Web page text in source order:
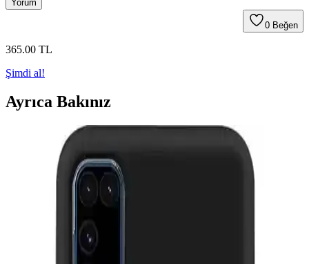
Yorum
0 Beğen
365.00 TL
Şimdi al!
Ayrıca Bakınız
Akıllı Telefonlarda Temassız Şarj Teknolojisinin
Gelişimi ve Kullanım Avantajları
Günümüzde akıllı telefon kullanıcılarının ilgisini çeken temassız şarj
teknolojisi, kablosuz şarj imkanı sunarak kullanım kolaylığı sağlar
Xiaomi Poco X7 Pro için Dayanıklı ve Estetik
Hayalet Ekran Koruyucu Ürün Analizi